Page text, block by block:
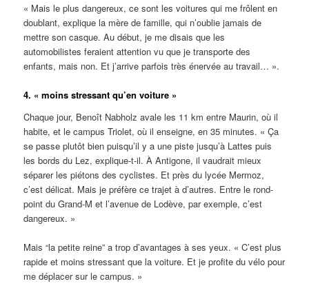
« Mais le plus dangereux, ce sont les voitures qui me frôlent en
doublant, explique la mère de famille, qui n’oublie jamais de
mettre son casque. Au début, je me disais que les
automobilistes feraient attention vu que je transporte des
enfants, mais non. Et j’arrive parfois très énervée au travail… ».
4. « moins stressant qu’en voiture »
Chaque jour, Benoît Nabholz avale les 11 km entre Maurin, où il
habite, et le campus Triolet, où il enseigne, en 35 minutes. « Ça
se passe plutôt bien puisqu’il y a une piste jusqu’à Lattes puis
les bords du Lez, explique-t-il. À Antigone, il vaudrait mieux
séparer les piétons des cyclistes. Et près du lycée Mermoz,
c’est délicat. Mais je préfère ce trajet à d’autres. Entre le rond-
point du Grand-M et l’avenue de Lodève, par exemple, c’est
dangereux. »
Mais “la petite reine” a trop d’avantages à ses yeux. « C’est plus
rapide et moins stressant que la voiture. Et je profite du vélo pour
me déplacer sur le campus. »